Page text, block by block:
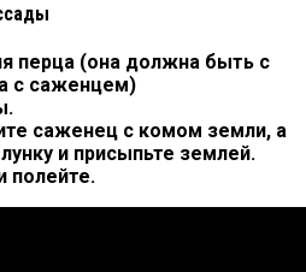
перца (она должна быть с
с саженцем)
саженец с комом земли, а
и присыпьте землей.
полейте.